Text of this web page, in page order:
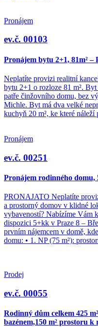
Pronájem
ev.č. 00103
Pronájem bytu 2+1, 81m² –
Neplatíte provizi realitní
bytu 2+1 o rozloze 81 m².
patře činžovního domu, bez
Michle. Byt má dva velké
kuchyň 20 m², ke které
Pronájem
ev.č. 00251
Pronájem rodinného domu,
PRONAJATO Neplatíte
a prostorný domov v klidné
vybaveností? Nabízíme Vám
dispozici 5+kk v Praze 8 –
prvním nájemcem v domě,
domu: • 1. NP (75 m²):
Prodej
ev.č. 00055
Rodinný dům celkem 425
bazénem,150 m² prostoru